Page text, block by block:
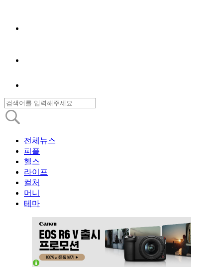
전체뉴스
피플
헬스
라이프
컬처
머니
테마